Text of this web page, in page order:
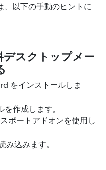
、以下の手動のヒントに
スクトップメー
をインストールしま
作成します。
ポートアドオンを使用し
み込みます。